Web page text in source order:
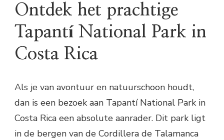
Ontdek het prachtige
Tapantí National Park in
Costa Rica
Als je van avontuur en natuurschoon houdt,
dan is een bezoek aan Tapantí National Park in
Costa Rica een absolute aanrader. Dit park ligt
in de bergen van de Cordillera de Talamanca